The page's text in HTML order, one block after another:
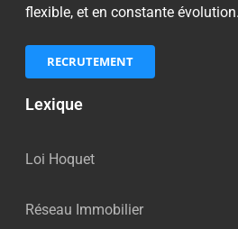
flexible, et en constante évolution.
RECRUTEMENT
Lexique
Loi Hoquet
Réseau Immobilier